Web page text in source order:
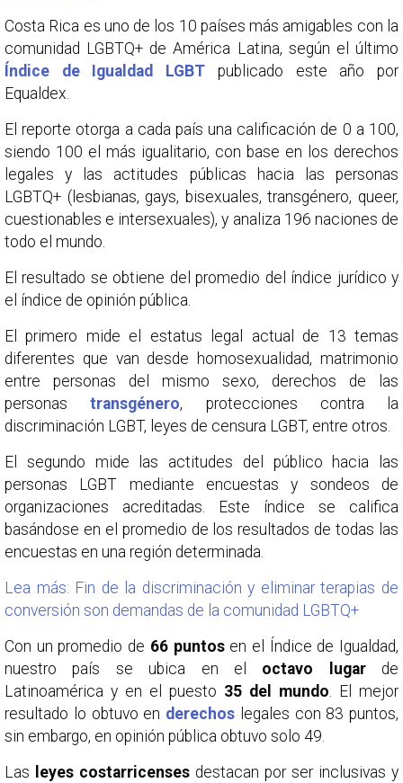
Costa Rica es uno de los 10 países más amigables con la
comunidad LGBTQ+ de América Latina, según el último
Índice de Igualdad LGBT publicado este año por
Equaldex.
El reporte otorga a cada país una calificación de 0 a 100,
siendo 100 el más igualitario, con base en los derechos
legales y las actitudes públicas hacia las personas
LGBTQ+ (lesbianas, gays, bisexuales, transgénero, queer,
cuestionables e intersexuales), y analiza 196 naciones de
todo el mundo.
El resultado se obtiene del promedio del índice jurídico y
el índice de opinión pública.
El primero mide el estatus legal actual de 13 temas
diferentes que van desde homosexualidad, matrimonio
entre personas del mismo sexo, derechos de las
personastransgénero, protecciones contra la
discriminación LGBT, leyes de censura LGBT, entre otros.
El segundo mide las actitudes del público hacia las
personas LGBT mediante encuestas y sondeos de
organizaciones acreditadas. Este índice se califica
basándose en el promedio de los resultados de todas las
encuestas en una región determinada.
Lea más: Fin de la discriminación y eliminar terapias de
conversión son demandas de la comunidad LGBTQ+
Con un promedio de 66 puntosen el Índice de Igualdad,
nuestro país se ubica en el octavo lugarde
Latinoamérica y en el puesto 35 del mundo. El mejor
resultado lo obtuvo en derechos legales con 83 puntos,
sin embargo, en opinión pública obtuvo solo 49.
Las
leyes costarricenses destacan por ser inclusivas y